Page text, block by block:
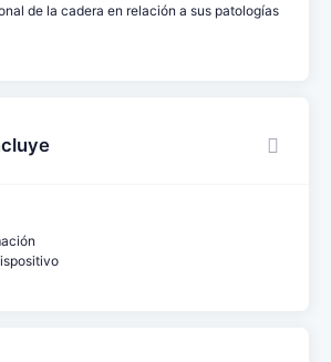
de la cadera en relación a sus patologías